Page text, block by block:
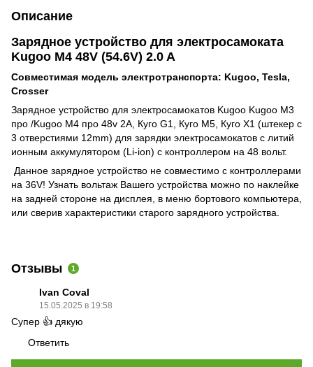
Описание
Зарядное устройство для электросамоката
Kugoo M4 48V (54.6V) 2.0 A
Совместимая модель электротранспорта: Kugoo, Tesla,
Crosser
Зарядное устройство для электросамокатов Kugoo Kugoo M3
про /Kugoo M4 про 48v 2A, Куго G1, Куго М5, Куго Х1 (штекер с
3 отверстиями 12mm) для зарядки электросамокатов с литий
ионным аккумулятором (Li-ion) c контроллером на 48 вольт.
Данное зарядное устройство не совместимо с контроллерами
на 36V! Узнать вольтаж Вашего устройства можно по наклейке
на задней стороне на дисплея, в меню бортового компьютера,
или сверив характеристики старого зарядного устройства.
Отзывы 1
Ivan Coval
15.05.2025 в 19:58
Супер 👍 дякую
Ответить